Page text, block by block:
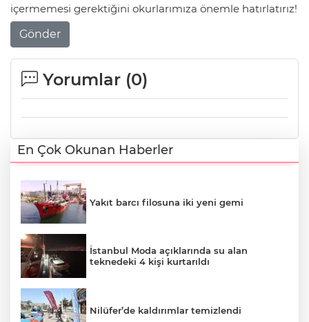
içermemesi gerektiğini okurlarımıza önemle hatırlatırız!
Gönder
Yorumlar (0)
En Çok Okunan Haberler
Yakıt barcı filosuna iki yeni gemi
İstanbul Moda açıklarında su alan
teknedeki 4 kişi kurtarıldı
Nilüfer’de kaldırımlar temizlendi